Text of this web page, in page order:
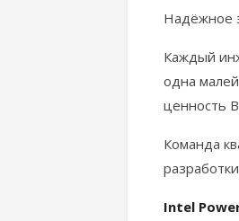
Надёжное
Каждый
одна
ценность
Команда
Intel